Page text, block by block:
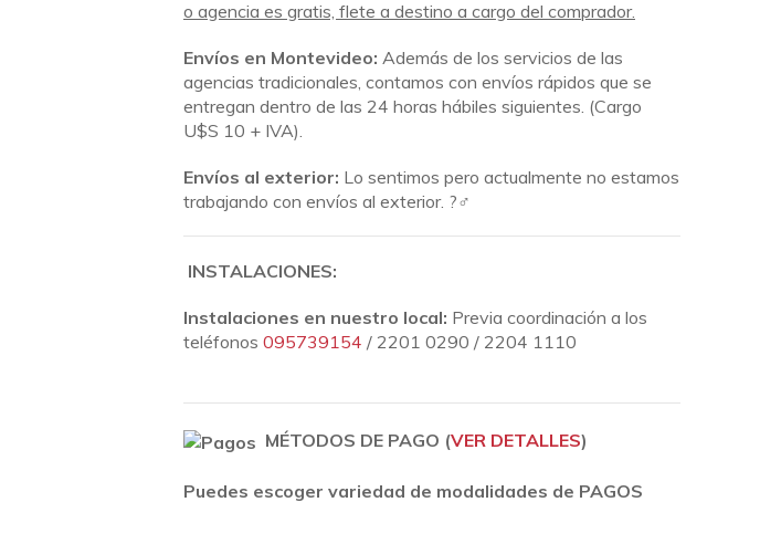
o agencia es gratis, flete a destino a cargo del comprador.
Envíos en Montevideo: Además de los servicios de las
agencias tradicionales, contamos con envíos rápidos que se
entregan dentro de las 24 horas hábiles siguientes. (Cargo
U$S 10 + IVA).
Envíos al exterior: Lo sentimos pero actualmente no estamos
trabajando con envíos al exterior. ?‍♂️
INSTALACIONES:
Instalaciones en nuestro local: Previa coordinación a los
teléfonos 095739154 / 2201 0290 / 2204 1110
MÉTODOS DE PAGO (VER DETALLES)
Puedes escoger variedad de modalidades de PAGOS